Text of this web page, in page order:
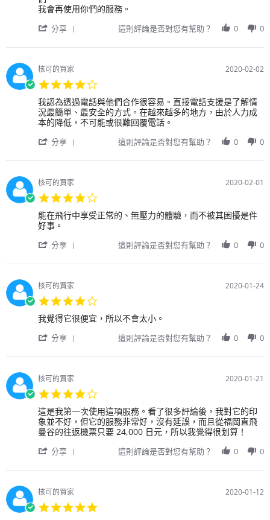
不
住
在
場
近。
但
到
一
來
自
Skyticket
的
電
子
郵
件，
訴
必
須
在
航
班
起
飛
天
報
到
櫃
檯
托
運
李。
了
確
保
萬
無
一
失，
我
網
詢
了
泰
戶
8
2020
謝！
我會再使用你們的服務。
分享
Review
戶
on
8
Feb
2020
這則評論是否對您有幫助？ 0 0
核可的買家
rating
2020-02-02
Review
by
用
on
Feb
review
stating
我
為
過
話
與
他
們
合
很
易。
接
電
話
支
援
是
解
況
最
簡
單、
最
安
全
的
式。
越
來
越
我認為透過電話與他們合作很容易。直接電話支援是了解情
況最簡單、最安全的方式。在越來越多的地方，由於人力成
本的降低，不可能或很難回覆電話。
分享
Review
戶
on
2
Feb
這則評論是否對您有幫助？ 0 0
核可的買家
rating
2020-02-01
Review
by
戶
1
2020
review
stating
在
行
享
受
正
常
無
力
體
驗，
而
不
被
其
困
擾
件
事。
能在飛行中享受正常的、無壓力的體驗，而不被其困擾是件
好事。
分享
Review
戶
on
1
Feb
這則評論是否對您有幫助？ 0 0
核可的買家
rating
2020-01-24
Review
用
on
Jan
2020
review
我
得
很
便
宜，
所
以
不
太
我覺得它很便宜，所以不會太小。
分享
Review
戶
on
24
Jan
2020
這則評論是否對您有幫助？ 0 0
核可的買家
rating
2020-01-21
Review
by
用
on
Jan
review
stating
很
這是我第一次使用這項服務。看了很多評論後，我對它的印
象並不好，但它的服務非常好，沒有延誤，而且從福岡直飛
曼谷的往返機票只要 24,000 日元，所以我覺得很划算！
分享
Review
戶
on
這則評論是否對您有幫助？ 0 0
核可的買家 2020-01-12